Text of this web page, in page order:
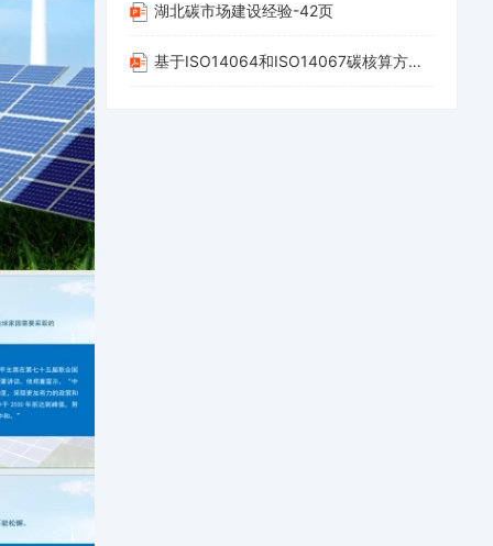
湖北碳市场建设经验-42页
基于ISO14064和ISO14067碳核算方法应用-20220312-山西科城能源环境创新研究院-39页.pdf